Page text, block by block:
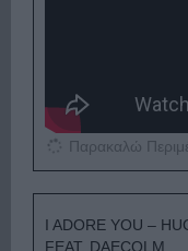
Παρακαλώ
I ADORE YOU –
FEAT. DAECOLM